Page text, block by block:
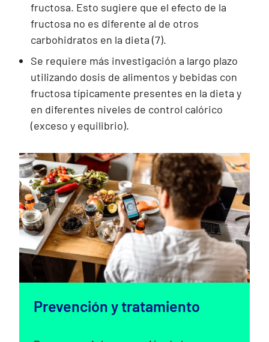
fructosa. Esto sugiere que el efecto de la
fructosa no es diferente al de otros
carbohidratos en la dieta (7).
Se requiere más investigación a largo plazo
utilizando dosis de alimentos y bebidas con
fructosa típicamente presentes en la dieta y
en diferentes niveles de control calórico
(exceso y equilibrio).
Prevención y tratamiento